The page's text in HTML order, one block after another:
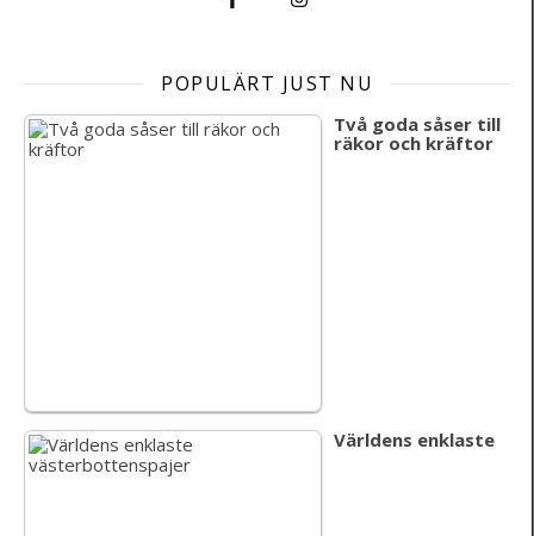
POPULÄRT JUST NU
Två goda såser till
räkor och kräftor
Världens enklaste